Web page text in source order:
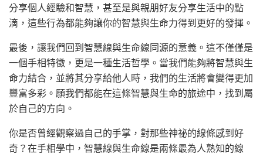
分享個人經驗和智慧，甚至是與親朋好友分享生活中的點
滴，這些行為都能夠讓你的智慧與生命力得到更好的發揮。
最後，讓我們回到智慧線與生命線同源的意義。這不僅僅是
一個手相特徵，更是一種生活哲學。當我們能夠將智慧與生
命力結合，並將其分享給他人時，我們的生活將會變得更加
豐富多彩。願我們都能在這條智慧與生命的旅途中，找到屬
於自己的方向。
你是否曾經觀察過自己的手掌，對那些神祕的線條感到好
奇？在手相學中，智慧線與生命線是兩條最為人熟知的線